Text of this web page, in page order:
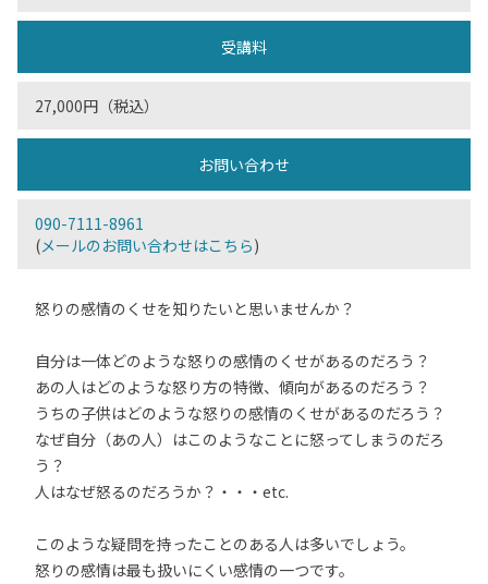
受講料
27,000円（税込）
お問い合わせ
090-7111-8961
(メールのお問い合わせはこちら)
怒りの感情のくせを知りたいと思いませんか？
自分は一体どのような怒りの感情のくせがあるのだろう？
あの人はどのような怒り方の特徴、傾向があるのだろう？
うちの子供はどのような怒りの感情のくせがあるのだろう？
なぜ自分（あの人）はこのようなことに怒ってしまうのだろ
う？
人はなぜ怒るのだろうか？・・・etc.
このような疑問を持ったことのある人は多いでしょう。
怒りの感情は最も扱いにくい感情の一つです。